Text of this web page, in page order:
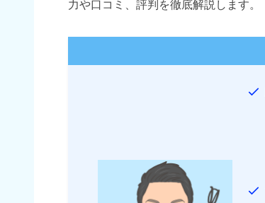
力や口コミ、評判を徹底解説します。